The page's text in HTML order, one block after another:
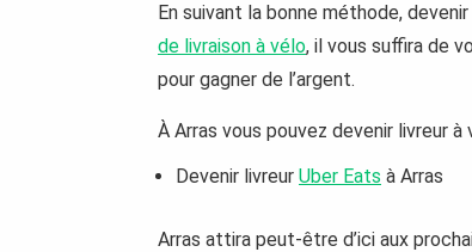
En suivant la bonne méthode,
de livraison à vélo, il vous suffira de
pour gagner de l’argent.
À Arras vous pouvez devenir livreur
Devenir livreur Uber Eats à Arras
Arras attira peut-être d’ici aux